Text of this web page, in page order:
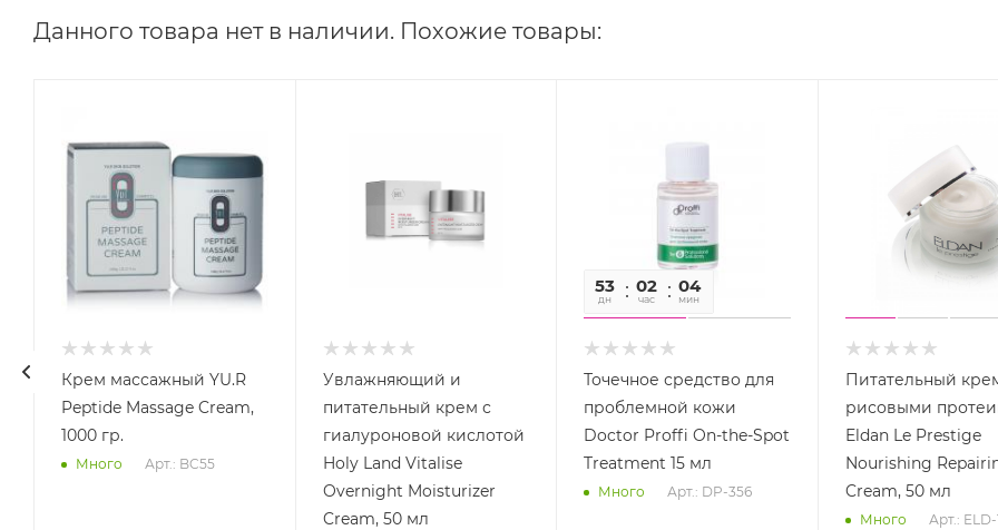
Данного товара нет в наличии. Похожие товары:
Крем массажный YU.R
Peptide Massage Cream,
1000 гр.
Много Арт.: BC55
Увлажняющий и
питательный крем с
гиалуроновой кислотой
Holy Land Vitalise
Overnight Moisturizer
Cream, 50 мл
53
дн
02
час
04
мин
Точечное средство для
проблемной кожи
Doctor Proffi On-the-Spot
Treatment 15 мл
Много Арт.: DP-356
Питательный
рисовыми
Eldan Le Prestige
Nourishing
Cream, 50 мл
Много Арт.: ELD-